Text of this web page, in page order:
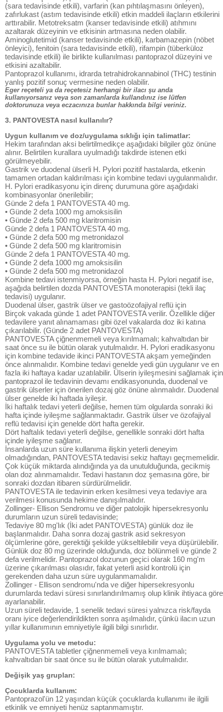
(sara tedavisinde etkili), varfarin (kan pıhtılaşmasını önleyen),
zafırlukast (astım tedavisinde etkili) etkin maddeli ilaçların etkilerini
arttırabilir. Metotreksatm (kanser tedavisinde etkili) atıhmını
azaltarak düzeyinin ve etkisinin artmasına neden olabilir.
Aminoglutetimid (kanser tedavisinde etkili), karbamazepin (nöbet
önleyici), fenitoin (sara tedavisinde etkili), rifampin (tüberküloz
tedavisinde etkili) ile birlikte kullanılması pantoprazol düzeyini ve
etkisini azaltabilir.
Pantoprazol kullanımı, idrarda tetrahidrokannabinol (THC) testinin
yanlış pozitif sonuç vermesine neden olabilir.
Eger reçeteli ya da reçetesiz herhangi bir ilacı şu anda
kullanıyorsanız veya son zamanlarda kullandınız ise lütfen
doktorunuza veya eczacınıza bunlar hakkında bilgi veriniz.
3. PANTOVESTA nasıl kullanılır?
Uygun kullanım ve doz/uygulama sıklığı için talimatlar:
Hekim tarafından aksi belirtilmedikçe aşağıdaki bilgiler göz önüne
alınır. Belirtilen kurallara uyulmadığı takdirde istenen etki
görülmeyebilir.
Gastrik ve duodenal ülserli H. Pylori pozitif hastalarda, etkenin
tamamen ortadan kaldırılması için kombine tedavi uygulanmalıdır.
H. Pylori eradikasyonu için direnç durumuna göre aşağıdaki
kombinasyonlar önerilebilir;
Günde 2 defa 1 PANTOVESTA 40 mg.
• Günde 2 defa 1000 mg amoksisilin
• Günde 2 defa 500 mg klaritromisin
Günde 2 defa 1 PANTOVESTA 40 mg.
• Günde 2 defa 500 mg metronidazol
• Günde 2 defa 500 mg klaritromisin
Günde 2 defa 1 PANTOVESTA 40 mg.
• Günde 2 defa 1000 mg amoksisilin
• Günde 2 defa 500 mg metronidazol
Kombine tedavi istenmiyorsa, örneğin hasta H. Pylori negatif ise,
aşağıda belirtilen dozda PANTOVESTA monoterapisi (tekli ilaç
tedavisi) uygulanır.
Duodenal ülser, gastrik ülser ve gastoözofajiyal reflü için
Birçok vakada günde 1 adet PANTOVESTA verilir. Özellikle diğer
tedavilere yanıt alınamaması gibi özel vakalarda doz iki katına
çıkarılabilir. (Günde 2 adet PANTOVESTA)
PANTOVESTA çiğnenmemeli veya kırılmamalı; kahvaltıdan bir
saat önce su ile bütün olarak yutulmalıdır. H. Pylori eradikasyonu
için kombine tedavide ikinci PANTOVESTA akşam yemeğinden
önce alınmalıdır. Kombine tedavi genelde yedi gün uygulanır ve en
fazla iki haftaya kadar uzatılabilir. Ülserin iyileşmesini sağlamak için
pantoprazol ile tedavinin devamı endikasyonunda, duodenal ve
gastrik ülserler için önerilen dozaj göz önüne alınmalıdır. Duodenal
ülser genelde iki haftada iyileşir.
İki haftalık tedavi yeterli değilse, hemen tüm olgularda sonraki iki
hafta içinde iyileşme sağlanmaktadır. Gastrik ülser ve özofajiyal
reflü tedavisi için genelde dört hafta gerekir.
Dört haftalık tedavi yeterli değilse, genellikle sonraki dört hafta
içinde iyileşme sağlanır.
İnsanlarda uzun süre kullanıma ilişkin yeterli deneyim
olmadığından, PANTOVESTA tedavisi sekiz haftayı geçmemelidir.
Çok küçük miktarda alındığında ya da unutulduğunda, gecikmiş
olan doz alınmamalıdır. Tedavi hastanın doz şemasına göre, bir
sonraki dozdan itibaren sürdürülmelidir.
PANTOVESTA ile tedavinin erken kesilmesi veya tedaviye ara
verilmesi konusunda hekime danışılmalıdır.
Zollinger- Ellison Sendromu ve diğer patolojik hipersekresyonlu
durumların uzun süreli tedavisinde;
Tedaviye 80 mg'lık (İki adet PANTOVESTA) günlük doz ile
başlanmalıdır. Daha sonra dozaj gastrik asid sekresyon
ölçümlerine göre, gerektiği şekilde yükseltilebilir veya düşürülebilir.
Günlük doz 80 mg üzerinde olduğunda, doz bölünmeli ve günde 2
defa verilmelidir. Pantoprazol dozunun geçici olarak 160 mg'm
üzerine çıkarılması olasıdır, fakat yeterli asid kontrolü için
gerekenden daha uzun süre uygulanmamalıdır.
Zollinger - Ellison sendromu'nda ve diğer hipersekresyonlu
durumlarda tedavi süresi sınırlandırılmamış olup klinik ihtiyaca göre
ayarlanabilir.
Uzun süreli tedavide, 1 senelik tedavi süresi yalnızca risk/fayda
oranı iyice değerlendirildikten sonra aşılmalıdır, çünkü ilacın uzun
yıllar kullanımının emniyetiyle ilgili bilgi sınırlıdır.
Uygulama yolu ve metodu:
PANTOVESTA tabletler çiğnenmemeli veya kırılmamalı;
kahvaltıdan bir saat önce su ile bütün olarak yutulmalıdır.
Değişik yaş grupları:
Çocuklarda kullanım:
Pantoprazol'ün 12 yaşından küçük çocuklarda kullanımı ile ilgili
etkinlik ve emniyeti henüz saptanmamıştır.